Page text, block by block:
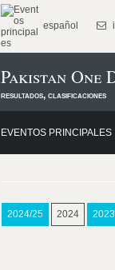
español
Pakistan One
resultados, clasificaciones
EVENTOS PRINCIPALES
2024/25 2024